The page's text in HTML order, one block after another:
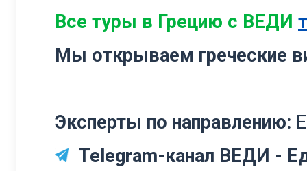
Все туры в Грецию с ВЕДИ
Мы открываем греческие
Эксперты по направлению:
Telegram-канал ВЕДИ -